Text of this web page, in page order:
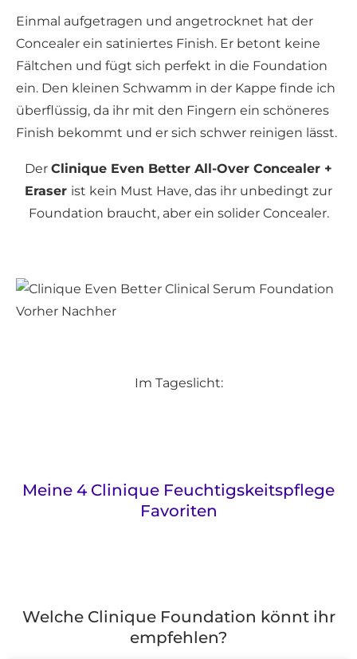
Einmal aufgetragen und angetrocknet hat der
Concealer ein satiniertes Finish. Er betont keine
Fältchen und fügt sich perfekt in die Foundation
ein. Den kleinen Schwamm in der Kappe finde ich
überflüssig, da ihr mit den Fingern ein schöneres
Finish bekommt und er sich schwer reinigen lässt.
Der Clinique Even Better All-Over Concealer +
Eraser ist kein Must Have, das ihr unbedingt zur
Foundation braucht, aber ein solider Concealer.
Im Tageslicht:
Meine 4 Clinique Feuchtigskeitspflege
Favoriten
Welche Clinique Foundation könnt ihr
empfehlen?